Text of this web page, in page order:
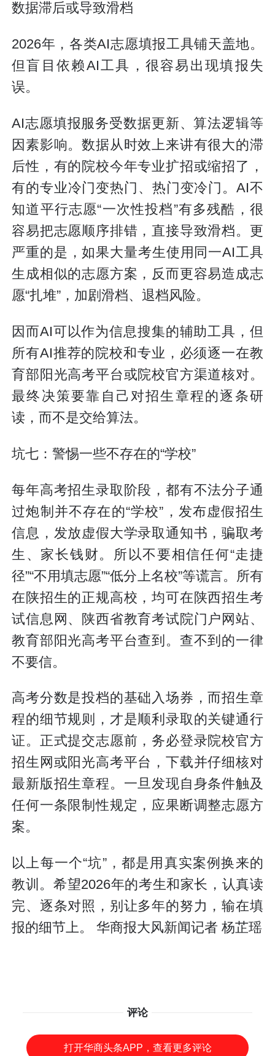
数据滞后或导致滑档
2026年，各类AI志愿填报工具铺天盖地。
但盲目依赖AI工具，很容易出现填报失
误。
AI志愿填报服务受数据更新、算法逻辑等
因素影响。数据从时效上来讲有很大的滞
后性，有的院校今年专业扩招或缩招了，
有的专业冷门变热门、热门变冷门。AI不
知道平行志愿“一次性投档”有多残酷，很
容易把志愿顺序排错，直接导致滑档。更
严重的是，如果大量考生使用同一AI工具
生成相似的志愿方案，反而更容易造成志
愿“扎堆”，加剧滑档、退档风险。
因而AI可以作为信息搜集的辅助工具，但
所有AI推荐的院校和专业，必须逐一在教
育部阳光高考平台或院校官方渠道核对。
最终决策要靠自己对招生章程的逐条研
读，而不是交给算法。
坑七：警惕一些不存在的“学校”
每年高考招生录取阶段，都有不法分子通
过炮制并不存在的“学校”，发布虚假招生
信息，发放虚假大学录取通知书，骗取考
生、家长钱财。所以不要相信任何“走捷
径”“不用填志愿”“低分上名校”等谎言。所有
在陕招生的正规高校，均可在陕西招生考
试信息网、陕西省教育考试院门户网站、
教育部阳光高考平台查到。查不到的一律
不要信。
高考分数是投档的基础入场券，而招生章
程的细节规则，才是顺利录取的关键通行
证。正式提交志愿前，务必登录院校官方
招生网或阳光高考平台，下载并仔细核对
最新版招生章程。一旦发现自身条件触及
任何一条限制性规定，应果断调整志愿方
案。
以上每一个“坑”，都是用真实案例换来的
教训。希望2026年的考生和家长，认真读
完、逐条对照，别让多年的努力，输在填
报的细节上。 华商报大风新闻记者 杨芷瑶
评论
打开华商头条APP，查看更多评论